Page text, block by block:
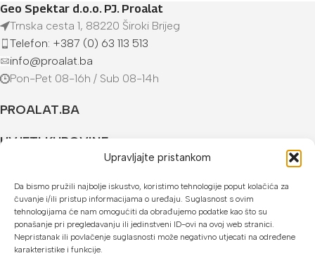
Upravljajte pristankom
Da bismo pružili najbolje iskustvo, koristimo tehnologije poput kolačića za
čuvanje i/ili pristup informacijama o uređaju. Suglasnost s ovim
tehnologijama će nam omogućiti da obrađujemo podatke kao što su
ponašanje pri pregledavanju ili jedinstveni ID-ovi na ovoj web stranici.
Nepristanak ili povlačenje suglasnosti može negativno utjecati na određene
karakteristike i funkcije.
Geo Spektar d.o.o. PJ. Proalat
Trnska cesta 1, 88220 Široki Brijeg
Telefon: +387 (0) 63 113 513
info@proalat.ba
Pon-Pet 08-16h / Sub 08-14h
PROALAT.BA
UVJETI KUPOVINE
U našoj web trgovini možete platiti:
Kreditnim karticama jednokratno ili do 24 rate